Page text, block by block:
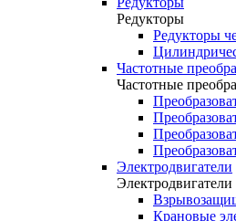
Редукторы
Редукторы
Частотные
Частотные
Электродвигатели
Электродвигатели
Крановые